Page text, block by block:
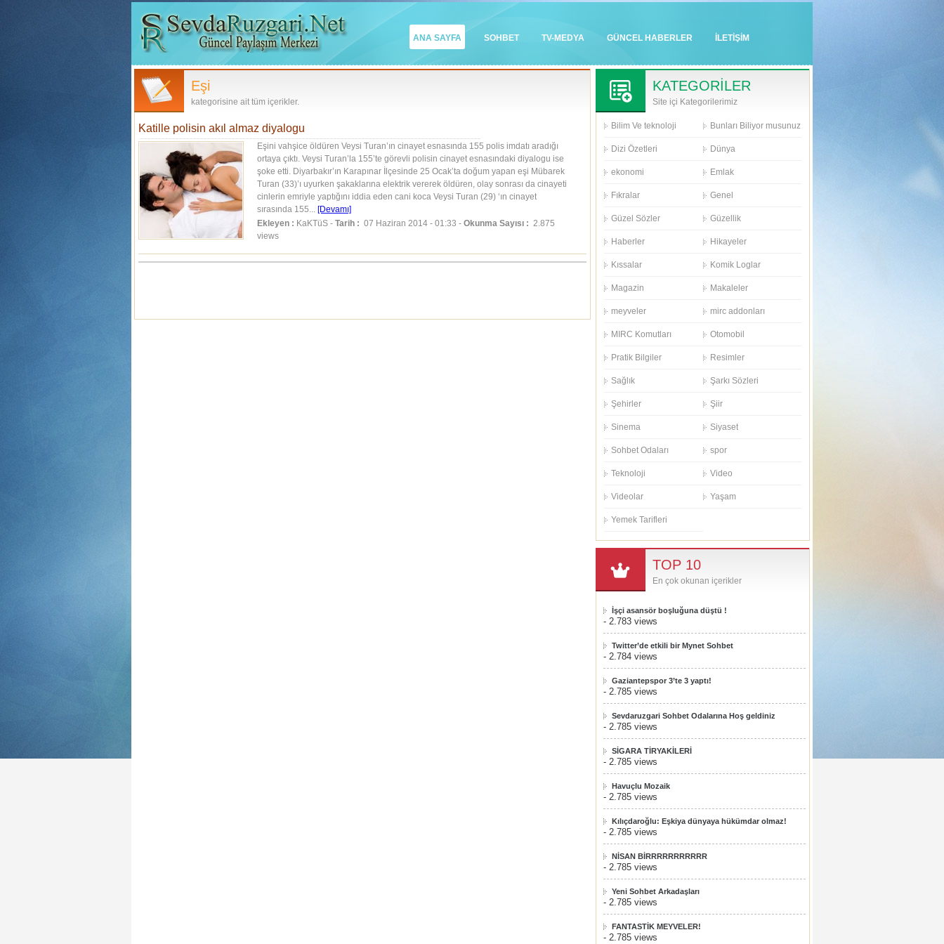
ANA SAYFA SOHBET TV-MEDYA GÜNCEL HABERLER İLETİŞİM
Eşi
kategorisine ait tüm içerikler.
Katille polisin akıl almaz diyalogu
Eşini vahşice öldüren Veysi Turan’ın cinayet esnasında 155 polis imdatı aradığı
ortaya çıktı. Veysi Turan’la 155’te görevli polisin cinayet esnasındaki diyalogu ise
şoke etti. Diyarbakır’ın Karapınar İlçesinde 25 Ocak’ta doğum yapan eşi Mübarek
Turan (33)’ı uyurken şakaklarına elektrik vererek öldüren, olay sonrası da cinayeti
cinlerin emriyle yaptığını iddia eden cani koca Veysi Turan (29) ‘ın cinayet
sırasında 155... [Devamı]
Ekleyen : KaKTüS -Tarih : 07 Haziran 2014 - 01:33 -Okunma Sayısı : 2.875
views
KATEGORİLER
Site içi Kategorilerimiz
Bilim Ve teknoloji Bunları Biliyor musunuz
Dizi Özetleri Dünya
ekonomi Emlak
Fıkralar Genel
Güzel Sözler Güzellik
Haberler Hikayeler
Kıssalar Komik Loglar
Magazin Makaleler
meyveler mirc addonları
MIRC Komutları Otomobil
Pratik Bilgiler Resimler
Sağlık Şarkı Sözleri
Şehirler Şiir
Sinema Siyaset
Sohbet Odaları spor
Teknoloji Video
Videolar Yaşam
Yemek Tarifleri
TOP 10
En çok okunan içerikler
İşçi asansör boşluğuna düştü !
- 2.783 views
Twitter’de etkili bir Mynet Sohbet
- 2.784 views
Gaziantepspor 3’te 3 yaptı!
- 2.785 views
Sevdaruzgari Sohbet Odalarına Hoş geldiniz
- 2.785 views
SİGARA TİRYAKİLERİ
- 2.785 views
Havuçlu Mozaik
- 2.785 views
Kılıçdaroğlu: Eşkiya dünyaya hükümdar olmaz!
- 2.785 views
NİSAN BİRRRRRRRRRRR
- 2.785 views
Yeni Sohbet Arkadaşları
- 2.785 views
FANTASTİK MEYVELER!
- 2.785 views